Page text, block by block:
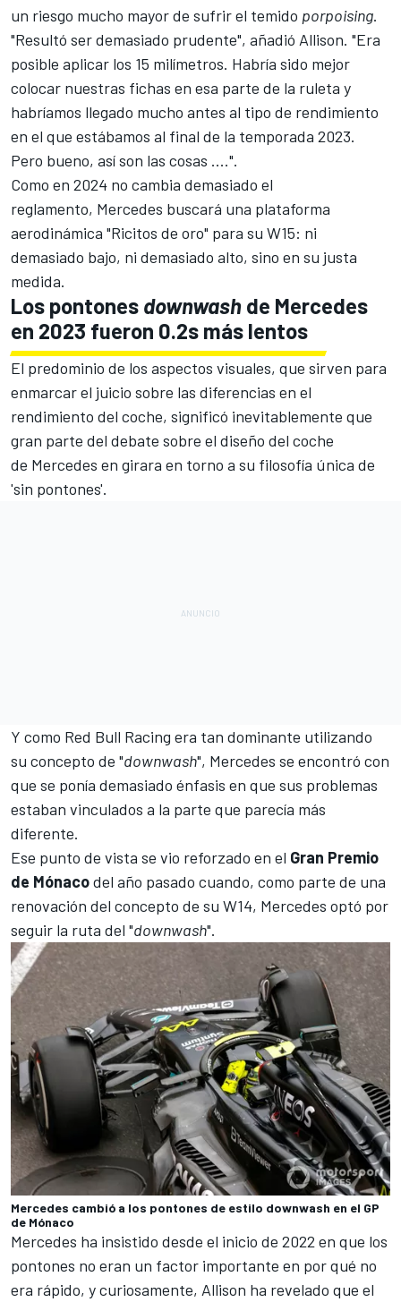
un riesgo mucho mayor de sufrir el temido porpoising.
"Resultó ser demasiado prudente", añadió Allison. "Era
posible aplicar los 15 milímetros. Habría sido mejor
colocar nuestras fichas en esa parte de la ruleta y
habríamos llegado mucho antes al tipo de rendimiento
en el que estábamos al final de la temporada 2023.
Pero bueno, así son las cosas ....".
Como en 2024 no cambia demasiado el
reglamento, Mercedes buscará una plataforma
aerodinámica "Ricitos de oro" para su W15: ni
demasiado bajo, ni demasiado alto, sino en su justa
medida.
Los pontones downwash de Mercedes
en 2023 fueron 0.2s más lentos
El predominio de los aspectos visuales, que sirven para
enmarcar el juicio sobre las diferencias en el
rendimiento del coche, significó inevitablemente que
gran parte del debate sobre el diseño del coche
de Mercedes en girara en torno a su filosofía única de
'sin pontones'.
Y como Red Bull Racing era tan dominante utilizando
su concepto de "downwash", Mercedes se encontró con
que se ponía demasiado énfasis en que sus problemas
estaban vinculados a la parte que parecía más
diferente.
Ese punto de vista se vio reforzado en el Gran Premio
de Mónacodel año pasado cuando, como parte de una
renovación del concepto de su W14, Mercedes optó por
seguir la ruta del "downwash".
Mercedes cambió a los pontones de estilo downwash en el GP
de Mónaco
Mercedes ha insistido desde el inicio de 2022 en que los
pontones no eran un factor importante en por qué no
era rápido, y curiosamente, Allison ha revelado que el